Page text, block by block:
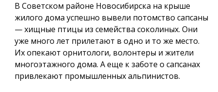
В Советском районе Новосибирска на крыше
жилого дома успешно вывели потомство сапсаны
— хищные птицы из семейства соколиных. Они
уже много лет прилетают в одно и то же место.
Их опекают орнитологи, волонтеры и жители
многоэтажного дома. А еще к заботе о сапсанах
привлекают промышленных альпинистов.